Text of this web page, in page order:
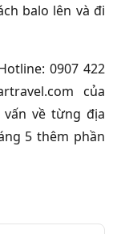
balo lên và đi
0907 422
của
về từng địa
5 thêm phần